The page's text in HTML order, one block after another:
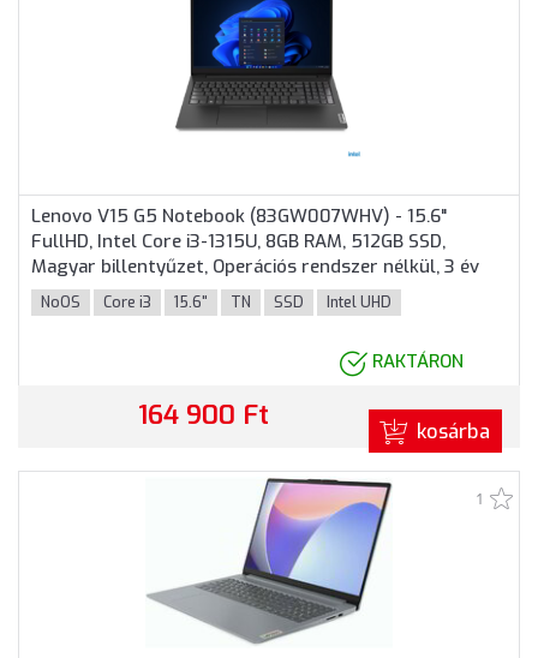
Lenovo V15 G5 Notebook (83GW007WHV) - 15.6"
FullHD, Intel Core i3-1315U, 8GB RAM, 512GB SSD,
Magyar billentyűzet, Operációs rendszer nélkül, 3 év
garancia, Fekete színben
NoOS Core i3 15.6" TN SSD Intel UHD
RAKTÁRON
164 900 Ft kosárba
1